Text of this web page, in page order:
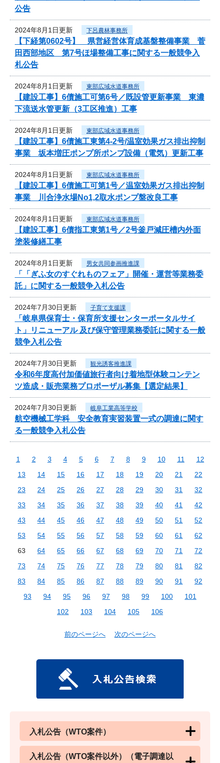
公告
2024年8月1日更新 下呂農林事務所
【下経第0602号】 県営経営体育成基盤整備事業 菅
田西部地区 第7号ほ場整備工事に関する一般競争入
札公告
2024年8月1日更新 東部広域水道事務所
【建設工事】6債施工可第6号／既設管更新事業 東濃
下流送水管更新（3工区推進）工事
2024年8月1日更新 東部広域水道事務所
【建設工事】6債施工東第4-2号/温室効果ガス排出抑制
事業 坂本増圧ポンプ所ポンプ設備（電気）更新工事
2024年8月1日更新 東部広域水道事務所
【建設工事】6債施工可第1号／温室効果ガス排出抑制
事業 川合浄水場No1,2取水ポンプ盤改良工事
2024年8月1日更新 東部広域水道事務所
【建設工事】6債指工東第1号／2号釜戸減圧槽内外面
塗装修繕工事
2024年8月1日更新 男女共同参画推進課
「「ぎふ女のすぐれものフェア」開催・運営等業務委
託」に関する一般競争入札公告
2024年7月30日更新 子育て支援課
「岐阜県保育士・保育所支援センターポータルサイ
ト」リニューアル 及び保守管理業務委託に関する一般
競争入札公告
2024年7月30日更新 観光誘客推進課
令和6年度高付加価値旅行者向け着地型体験コンテン
ツ造成・販売業務プロポーザル募集【選定結果】
2024年7月30日更新 岐阜工業高等学校
航空機械工学科 安全教育実習装置一式の調達に関す
る一般競争入札公告
1 2 3 4 5 6 7 8 9 10 11
12
13
14 15 16 17 18 19 20 21
22
23
24 25 26 27 28 29 30 31
32
33
34 35 36 37 38 39 40 41
42
43
44 45 46 47 48 49 50 51
52
53
54 55 56 57 58 59 60 61
62
63
64 65 66 67 68 69 70 71
72
73
74 75 76 77 78 79 80 81
82
83
84 85 86 87 88 89 90 91
92
93
94 95 96 97 98 99 100
101
102
103 104 105 106
前のページへ 次のページへ
入札公告（WTO案件）
入札公告（WTO案件以外）（電子調達以